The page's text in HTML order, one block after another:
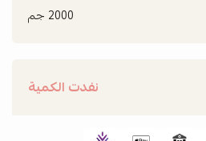
2000 جم
نفدت الكمية